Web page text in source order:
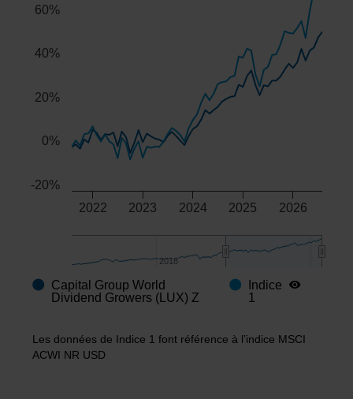
The chart has 2 X axes displaying Time, and navigator-x-
The chart has 2 Y axes displaying values, and navigator-
2022 2023 2024 2025 2026
2018
2018
-20%
0%
20%
40%
60%
End of interactive chart.
Capital Group World
Dividend Growers (LUX) Z
Indice
1
Les données de Indice 1 font référence à l’indice MSCI
ACWI NR USD